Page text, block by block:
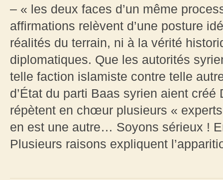
– « les deux faces d’un même
affirmations relèvent d’une posture
réalités du terrain, ni à la vérité
diplomatiques. Que les autorités
telle faction islamiste contre telle
d’État du parti Baas syrien aient
répètent en chœur plusieurs «
en est une autre… Soyons sérieux !
Plusieurs raisons expliquent